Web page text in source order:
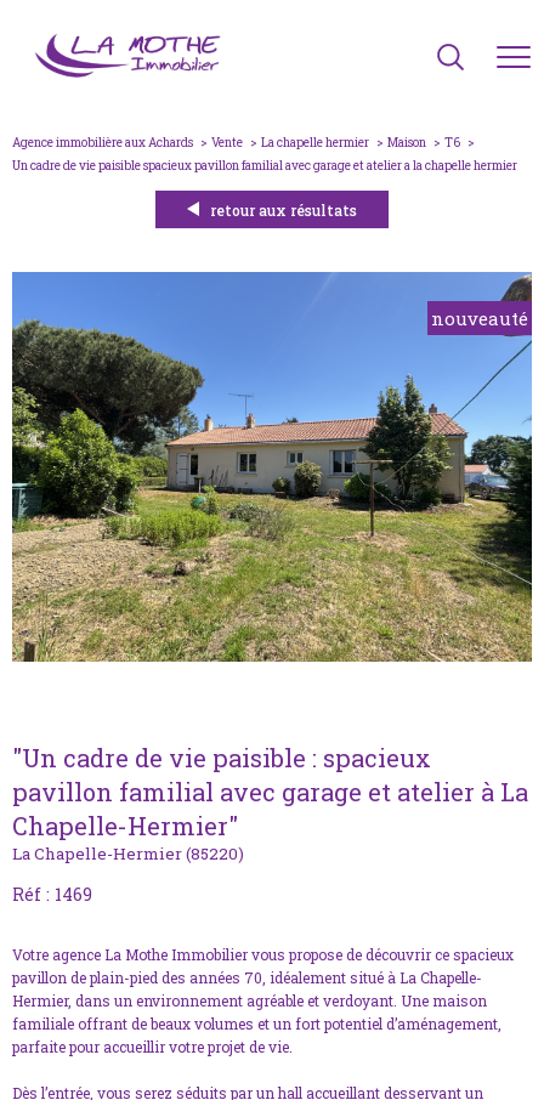
Agence immobilière aux Achards Vente La chapelle hermier Maison
T6
un cadre de vie paisible spacieux pavillon familial avec garage et atelier a la chapelle hermier
retour aux résultats
nouveauté
"Un cadre de vie paisible : spacieux
pavillon familial avec garage et atelier à La
Chapelle-Hermier"
La Chapelle-Hermier (85220)
Réf : 1469
Votre agence La Mothe Immobilier vous propose de découvrir ce spacieux
pavillon de plain-pied des années 70, idéalement situé à La Chapelle-
Hermier, dans un environnement agréable et verdoyant. Une maison
familiale offrant de beaux volumes et un fort potentiel d’aménagement,
parfaite pour accueillir votre projet de vie.
Dès l’entrée, vous serez séduits par un hall accueillant desservant un